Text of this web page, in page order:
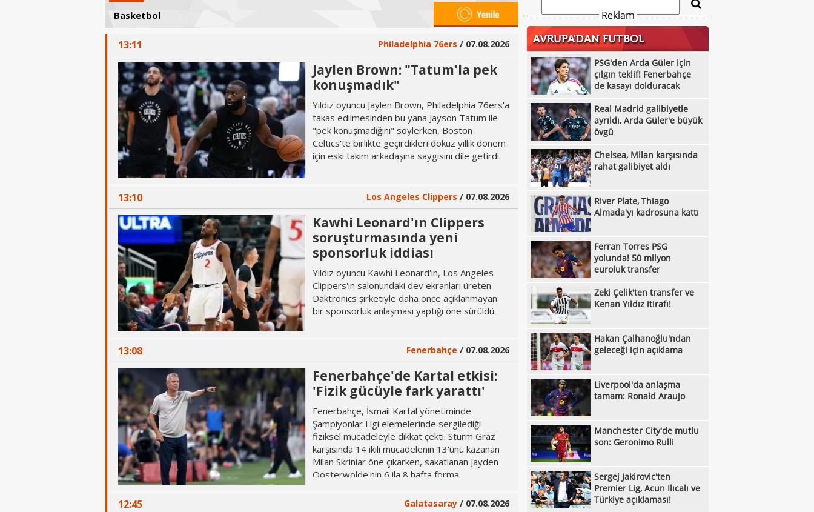
Basketbol
13:11 Philadelphia 76ers / 07.08.2026
Jaylen Brown: "Tatum'la pek
konuşmadık"
Yıldız oyuncu Jaylen Brown, Philadelphia 76ers'a
takas edilmesinden bu yana Jayson Tatum ile
"pek konuşmadığını" söylerken, Boston
Celtics'te birlikte geçirdikleri dokuz yıllık dönem
için eski takım arkadaşına saygısını dile getirdi.
13:10 Los Angeles Clippers / 07.08.2026
Kawhi Leonard'ın Clippers
soruşturmasında yeni
sponsorluk iddiası
Yıldız oyuncu Kawhi Leonard'ın, Los Angeles
Clippers'ın salonundaki dev ekranları üreten
Daktronics şirketiyle daha önce açıklanmayan
bir sponsorluk anlaşması yaptığı öne sürüldü.
13:08 Fenerbahçe / 07.08.2026
Fenerbahçe'de Kartal etkisi:
'Fizik gücüyle fark yarattı'
Fenerbahçe, İsmail Kartal yönetiminde
Şampiyonlar Ligi elemelerinde sergilediği
fiziksel mücadeleyle dikkat çekti. Sturm Graz
karşısında 14 ikili mücadelenin 13'ünü kazanan
Milan Skriniar öne çıkarken, sakatlanan Jayden
Oosterwolde'nin 6 ila 8 hafta forma
12:45 Galatasaray / 07.08.2026
Reklam
AVRUPA'DAN FUTBOL
PSG'den Arda Güler için
çılgın teklif! Fenerbahçe
de kasayı dolduracak
Real Madrid galibiyetle
ayrıldı, Arda Güler'e büyük
övgü
Chelsea, Milan karşısında
rahat galibiyet aldı
River Plate, Thiago
Almada'yı kadrosuna kattı
Ferran Torres PSG
yolunda! 50 milyon
euroluk transfer
Zeki Çelik'ten transfer ve
Kenan Yıldız itirafı!
Hakan Çalhanoğlu'ndan
geleceği için açıklama
Liverpool'da anlaşma
tamam: Ronald Araujo
Manchester City'de mutlu
son: Geronimo Rulli
Sergej Jakirovic'ten
Premier Lig, Acun Ilıcalı ve
Türkiye açıklaması!